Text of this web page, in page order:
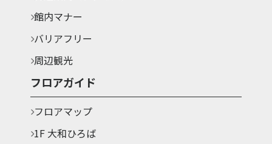
館内マナー
バリアフリー
周辺観光
フロアガイド
フロアマップ
1F 大和ひろば